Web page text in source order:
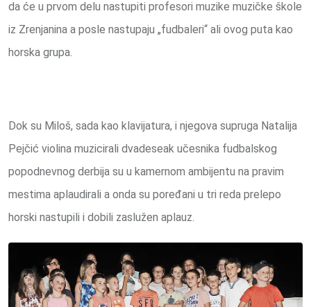
da će u prvom delu nastupiti profesori muzike muzičke škole
iz Zrenjanina a posle nastupaju „fudbaleri“ ali ovog puta kao
horska grupa.
Dok su Miloš, sada kao klavijatura, i njegova supruga Natalija
Pejčić violina muzicirali dvadeseak učesnika fudbalskog
popodnevnog derbija su u kamernom ambijentu na pravim
mestima aplaudirali a onda su poređani u tri reda prelepo
horski nastupili i dobili zaslužen aplauz.